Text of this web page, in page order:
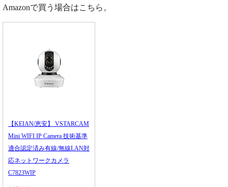
Amazonで買う場合はこちら。
【KEIAN/恵安】 VSTARCAM
Mini WIFI IP Camera 技術基準
適合認定済み有線/無線LAN対
応ネットワークカメラ
C7823WIP